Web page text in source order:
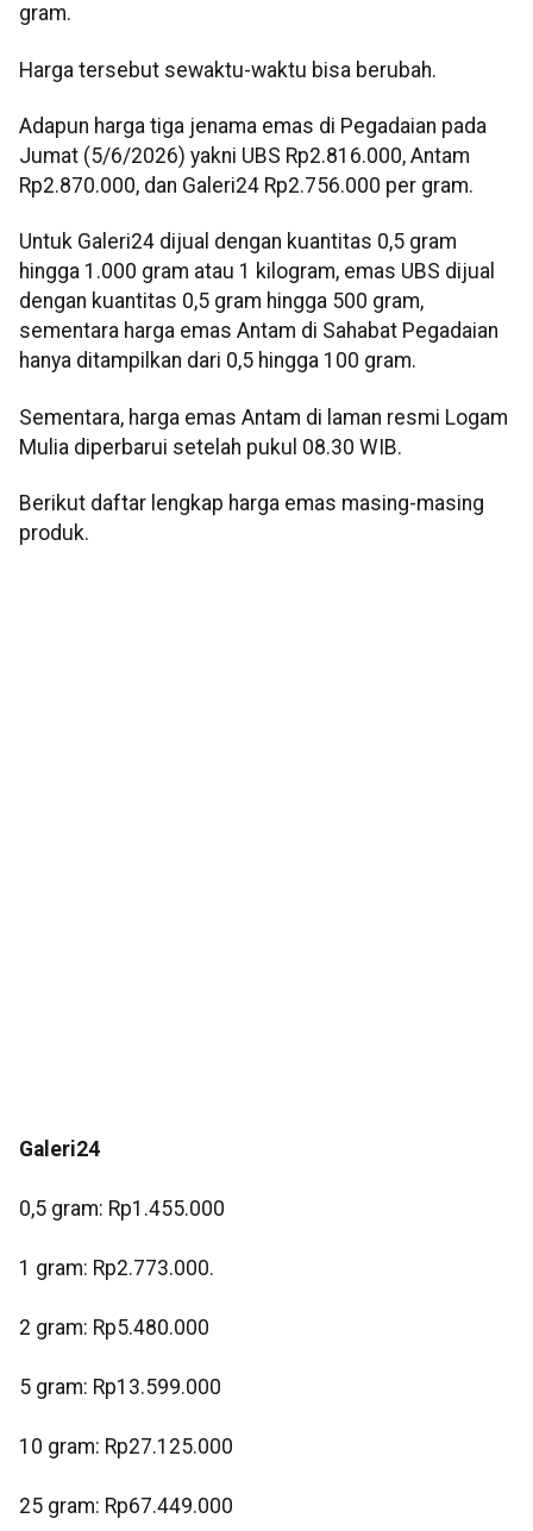
gram.
Harga tersebut sewaktu-waktu bisa berubah.
Adapun harga tiga jenama emas di Pegadaian pada
Jumat (5/6/2026) yakni UBS Rp2.816.000, Antam
Rp2.870.000, dan Galeri24 Rp2.756.000 per gram.
Untuk Galeri24 dijual dengan kuantitas 0,5 gram
hingga 1.000 gram atau 1 kilogram, emas UBS dijual
dengan kuantitas 0,5 gram hingga 500 gram,
sementara harga emas Antam di Sahabat Pegadaian
hanya ditampilkan dari 0,5 hingga 100 gram.
Sementara, harga emas Antam di laman resmi Logam
Mulia diperbarui setelah pukul 08.30 WIB.
Berikut daftar lengkap harga emas masing-masing
produk.
Galeri24
0,5 gram: Rp1.455.000
1 gram: Rp2.773.000.
‎2 gram: Rp5.480.000
‎5 gram: Rp13.599.000
‎10 gram: Rp27.125.000
‎25 gram: Rp67.449.000